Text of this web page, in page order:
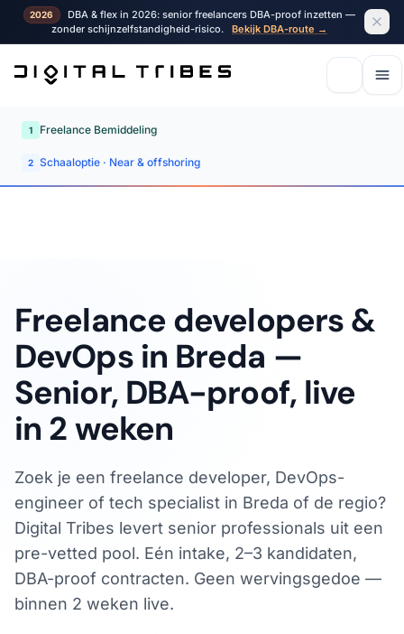
2026
DBA & flex in 2026: senior freelancers DBA-proof inzetten —
zonder schijnzelfstandigheid-risico.
Bekijk DBA-route →
1 Freelance Bemiddeling
2 Schaaloptie · Near & offshoring
Freelance developers &
DevOps in Breda —
Senior, DBA-proof, live
in 2 weken
Zoek je een freelance developer, DevOps-
engineer of tech specialist in Breda of de regio?
Digital Tribes levert senior professionals uit een
pre-vetted pool. Eén intake, 2–3 kandidaten,
DBA-proof contracten. Geen wervingsgedoe —
binnen 2 weken live.